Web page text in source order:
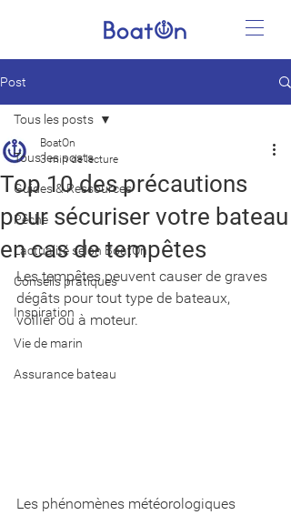
Post
Tous les posts
Guides & Ressources
Pêche
L'actualité selon BoatOn
Conseils pratiques
Inspiration
Vie de marin
Assurance bateau
Tous les posts
Top 10 des précautions
pour sécuriser votre bateau
en cas de tempêtes
BoatOn
3 min de lecture
Les tempêtes peuvent causer de graves
dégâts pour tout type de bateaux,
voilier ou à moteur.
Les phénomènes météorologiques